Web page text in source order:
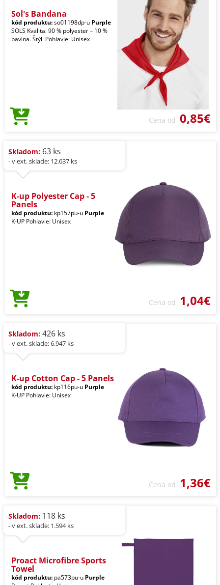
Sol's Bandana
kód produktu:so01198dp-u Purple
SOLS Kvalita. 90 % polyester – 10 %
bavlna. Štýl. Pohlavie: Unisex
Cena od 0,85€
Skladom: 63 ks
- v ext. sklade: 12.637 ks
K-up Polyester Cap - 5
Panels
kód produktu: kp157pu-u Purple
K-UP Pohlavie: Unisex
Cena od 1,04€
Skladom: 426 ks
- v ext. sklade: 6.947 ks
K-up Cotton Cap - 5 Panels
kód produktu: kp116pu-u Purple
K-UP Pohlavie: Unisex
Cena od 1,36€
Skladom: 118 ks
- v ext. sklade: 1.594 ks
Proact Microfibre Sports
Towel
kód produktu: pa573pu-u Purple